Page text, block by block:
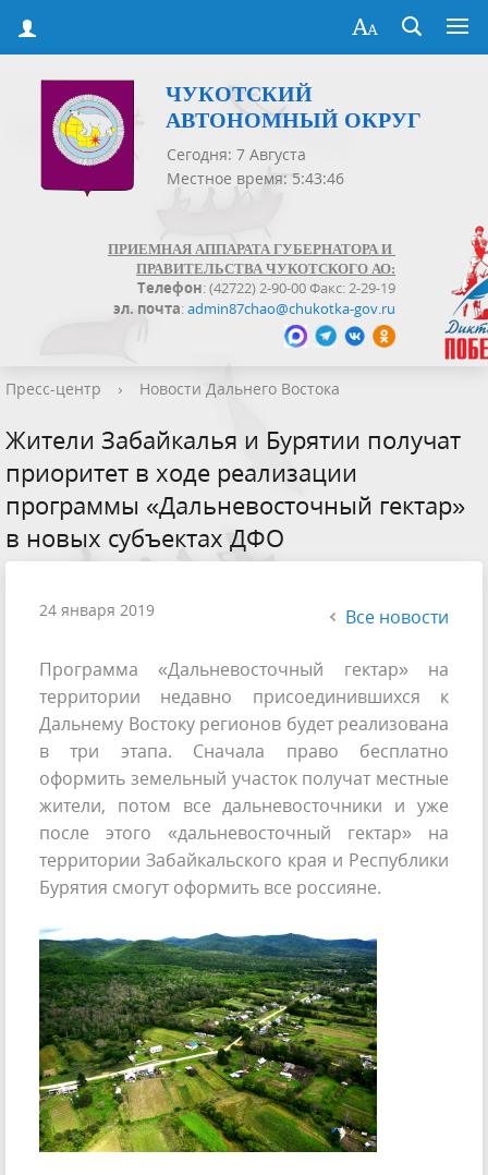
ЧУКОТСКИЙ
АВТОНОМНЫЙ ОКРУГ
Сегодня: 7 Августа
Местное время: 5:43:46
ПРИЕМНАЯ АППАРАТА ГУБЕРНАТОРА И
ПРАВИТЕЛЬСТВА ЧУКОТСКОГО АО:
Телефон: (42722) 2-90-00 Факс: 2-29-19
эл. почта:admin87chao@chukotka-gov.ru
Пресс-центр › Новости Дальнего Востока
Жители Забайкалья и Бурятии получат
приоритет в ходе реализации
программы «Дальневосточный гектар»
в новых субъектах ДФО
24 января 2019 Все новости
Программа «Дальневосточный гектар» на
территории недавно присоединившихся к
Дальнему Востоку регионов будет реализована
в три этапа. Сначала право бесплатно
оформить земельный участок получат местные
жители, потом все дальневосточники и уже
после этого «дальневосточный гектар» на
территории Забайкальского края и Республики
Бурятия смогут оформить все россияне.